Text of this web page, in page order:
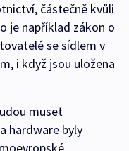
částečně kvůli
je například zákon o
se sídlem v
i když jsou uložena
muset
hardware byly